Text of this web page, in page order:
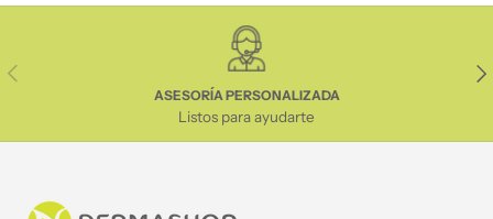
Anterior
ASESORÍA PERSONALIZADA
Listos para ayudarte